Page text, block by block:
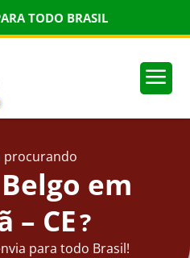
TODO BRASIL
a
procurando
em
– CE?
para todo Brasil!